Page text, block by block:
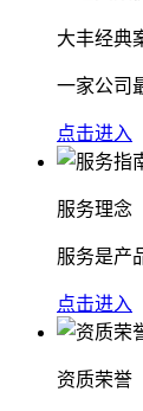
大丰经典
一家公司
点击进入
服务理念
服务是产
点击进入
资质荣誉